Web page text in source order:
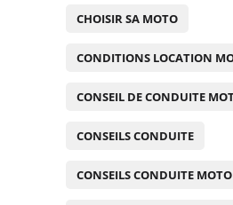
CHOISIR SA MOTO
CONDITIONS LOCATION
CONSEIL DE CONDUITE
CONSEILS CONDUITE
CONSEILS CONDUITE MOTO